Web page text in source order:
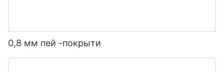
0,8 мм пей -покрыти